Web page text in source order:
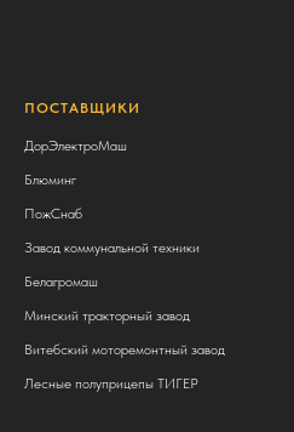
ПОСТАВЩИКИ
ДорЭлектроМаш
Блюминг
ПожСнаб
Завод коммунальной техники
Белагромаш
Минский тракторный завод
Витебский моторемонтный завод
Лесные полуприцепы ТИГЕР